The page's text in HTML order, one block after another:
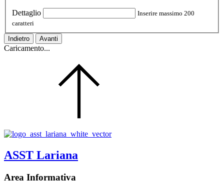
Dettaglio
Inserire massimo 200
caratteri
Indietro Avanti
Caricamento...
ASST Lariana
Area Informativa